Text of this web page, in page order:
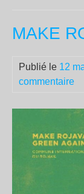
MAKE
Publié le 12
commentaire